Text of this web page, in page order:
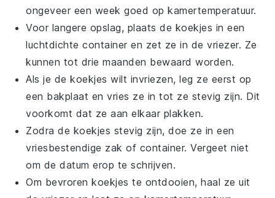
ongeveer een week goed op kamertemperatuur.
Voor langere opslag, plaats de koekjes in een
luchtdichte container en zet ze in de vriezer. Ze
kunnen tot drie maanden bewaard worden.
Als je dekoekjes wilt invriezen, leg ze eerst op
een bakplaat en vries ze in tot ze stevig zijn. Dit
voorkomt dat ze aan elkaar plakken.
Zodra de koekjes stevig zijn, doe ze in een
vriesbestendige zak of container. Vergeet niet
om de datum erop te schrijven.
Om bevrorenkoekjes te ontdooien, haal ze uit